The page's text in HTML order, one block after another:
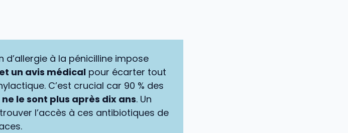
d’allergie à la pénicilline impose
un avis médical pour écarter tout
C’est crucial car 90 % des
ne le sont plus après dix ans. Un
l’accès à ces antibiotiques de